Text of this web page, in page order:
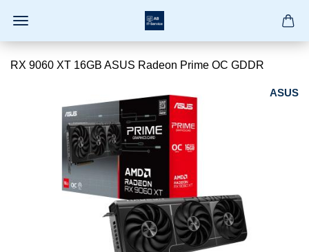
RX 9060 XT 16GB ASUS Radeon Prime OC GDDR
ASUS